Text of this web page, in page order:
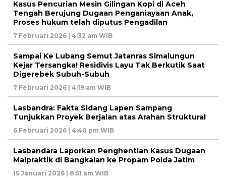
Kasus Pencurian Mesin Gilingan Kopi di Aceh
Tengah Berujung Dugaan Penganiayaan Anak,
Proses hukum telah diputus Pengadilan
7 Februari 2026 | 4:32 am WIB
Sampai Ke Lubang Semut Jatanras Simalungun
Kejar Tersangka! Residivis Layu Tak Berkutik Saat
Digerebek Subuh-Subuh
7 Februari 2026 | 4:19 am WIB
Lasbandra: Fakta Sidang Lapen Sampang
Tunjukkan Proyek Berjalan atas Arahan Struktural
6 Februari 2026 | 4:40 pm WIB
Lasbandara Laporkan Penghentian Kasus Dugaan
Malpraktik di Bangkalan ke Propam Polda Jatim
15 Januari 2026 | 8:51 am WIB